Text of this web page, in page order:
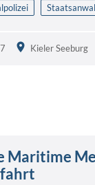
Kieler Seeburg
Maritime